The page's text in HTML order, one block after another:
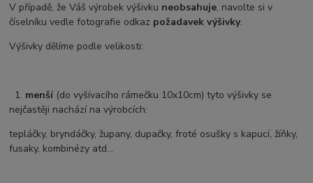
V případě, že Váš výrobek výšivku neobsahuje, navolte si v
číselníku vedle fotografie odkaz požadavek výšivky.
Výšivky dělíme podle velikosti:
1. menší (do vyšívacího rámečku 10x10cm) tyto výšivky se
nejčastěji nachází na výrobcích:
tepláčky, bryndáčky, župany, dupačky, froté osušky s kapucí, žíňky,
fusaky, kombinézy atd...